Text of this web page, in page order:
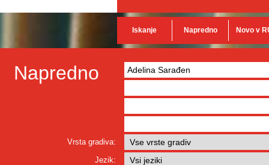
Iskanje Napredno Novo v
Napredno
Vrsta gradiva:
Jezik: